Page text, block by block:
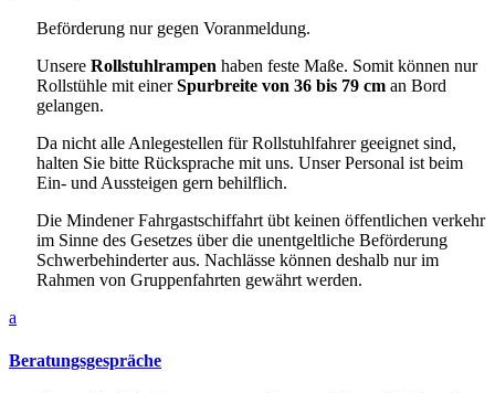
Beförderung nur gegen Voranmeldung.
Unsere Rollstuhlrampen haben feste Maße. Somit können nur
Rollstühle mit einerSpurbreite von 36 bis 79 cm an Bord
gelangen.
Da nicht alle Anlegestellen für Rollstuhlfahrer geeignet sind,
halten Sie bitte Rücksprache mit uns. Unser Personal ist beim
Ein- und Aussteigen gern behilflich.
Die Mindener Fahrgastschiffahrt übt keinen öffentlichen verkehr
im Sinne des Gesetzes über die unentgeltliche Beförderung
Schwerbehinderter aus. Nachlässe können deshalb nur im
Rahmen von Gruppenfahrten gewährt werden.
a
Beratungsgespräche